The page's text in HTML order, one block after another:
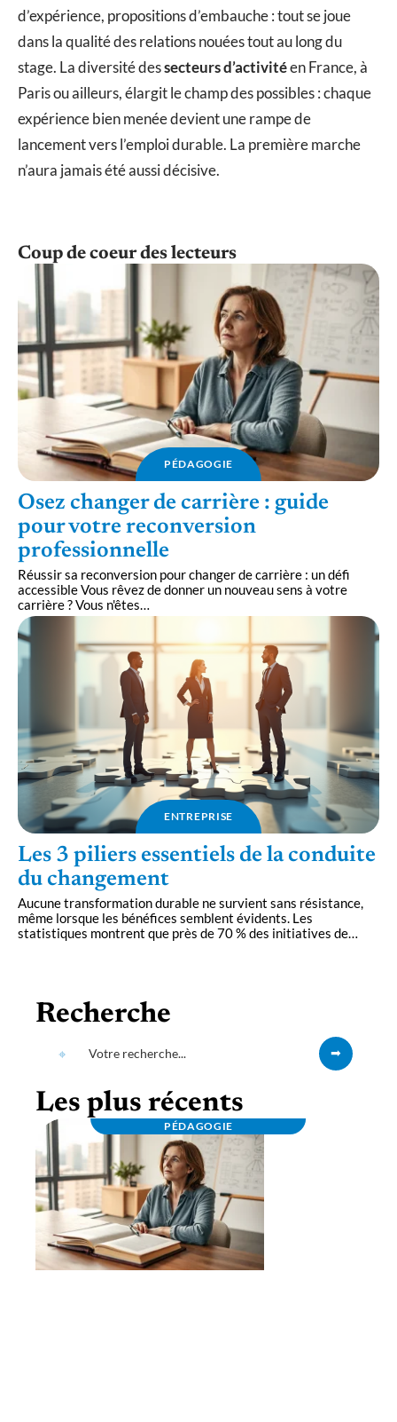
d’expérience, propositions d’embauche : tout se joue
dans la qualité des relations nouées tout au long du
stage. La diversité dessecteurs d’activitéen France, à
Paris ou ailleurs, élargit le champ des possibles : chaque
expérience bien menée devient une rampe de
lancement vers l’emploi durable. La première marche
n’aura jamais été aussi décisive.
Coup de coeur des lecteurs
PÉDAGOGIE
Osez changer de carrière : guide
pour votre reconversion
professionnelle
Réussir sa reconversion pour changer de carrière : un défi
accessible Vous rêvez de donner un nouveau sens à votre
carrière ? Vous n'êtes…
ENTREPRISE
Les 3 piliers essentiels de la conduite
du changement
Aucune transformation durable ne survient sans résistance,
même lorsque les bénéfices semblent évidents. Les
statistiques montrent que près de 70 % des initiatives de
Recherche
Les plus récents
PÉDAGOGIE